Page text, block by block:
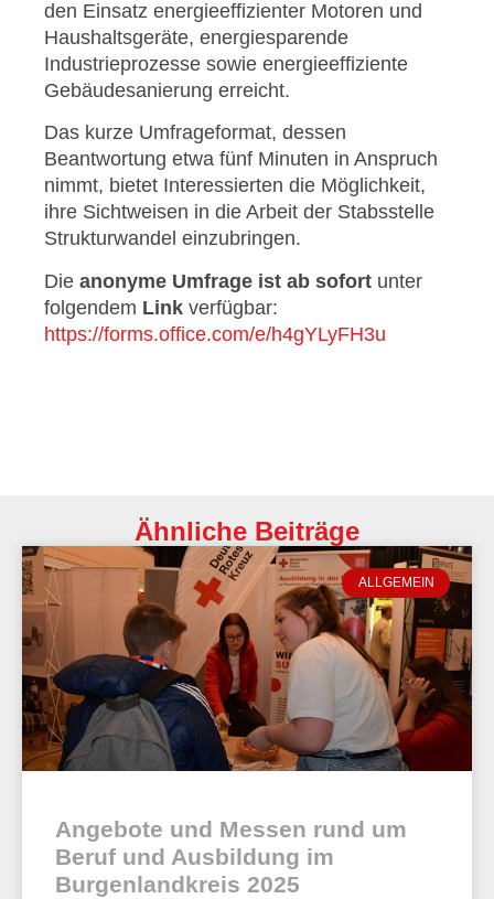
den Einsatz energieeffizienter Motoren und
Haushaltsgeräte, energiesparende
Industrieprozesse sowie energieeffiziente
Gebäudesanierung erreicht.
Das kurze Umfrageformat, dessen
Beantwortung etwa fünf Minuten in Anspruch
nimmt, bietet Interessierten die Möglichkeit,
ihre Sichtweisen in die Arbeit der Stabsstelle
Strukturwandel einzubringen.
Die anonyme Umfrage ist ab sofort unter
folgendem Link verfügbar:
https://forms.office.com/e/h4gYLyFH3u
Ähnliche Beiträge
ALLGEMEIN
Angebote und Messen rund um
Beruf und Ausbildung im
Burgenlandkreis 2025